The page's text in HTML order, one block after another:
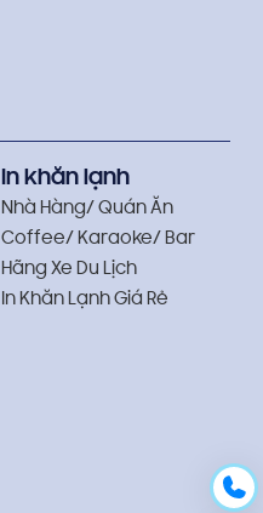
In khăn lạnh
Nhà Hàng/ Quán Ăn
Coffee/ Karaoke/ Bar
Hãng Xe Du Lịch
In Khăn Lạnh Giá Rẻ